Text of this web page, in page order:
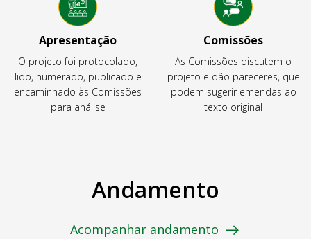
Apresentação
O projeto foi protocolado,
lido, numerado, publicado e
encaminhado às Comissões
para análise
Comissões
As Comissões discutem o
projeto e dão pareceres, que
podem sugerir emendas ao
texto original
Andamento
Acompanhar andamento